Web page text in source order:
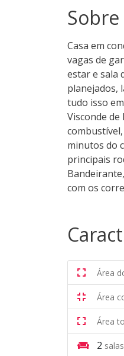
Casa em
vagas de
estar e sala
planejados,
tudo isso
Visconde
minutos do
principais
com os
Área
Área
Área
2 salas